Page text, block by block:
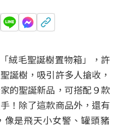
絨毛聖誕樹置物箱」，許
誕樹，吸引許多人搶收，
的聖誕新品，可搭配９款
！除了這款商品外，還有
像是飛天小女警、罐頭豬